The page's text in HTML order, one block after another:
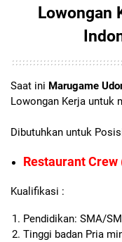
Lowongan
Saat ini Marugame
Lowongan Kerja untuk
Dibutuhkan untuk
Restaurant
Kualifikasi :
Pendidikan: SMA/
Tinggi badan Pria